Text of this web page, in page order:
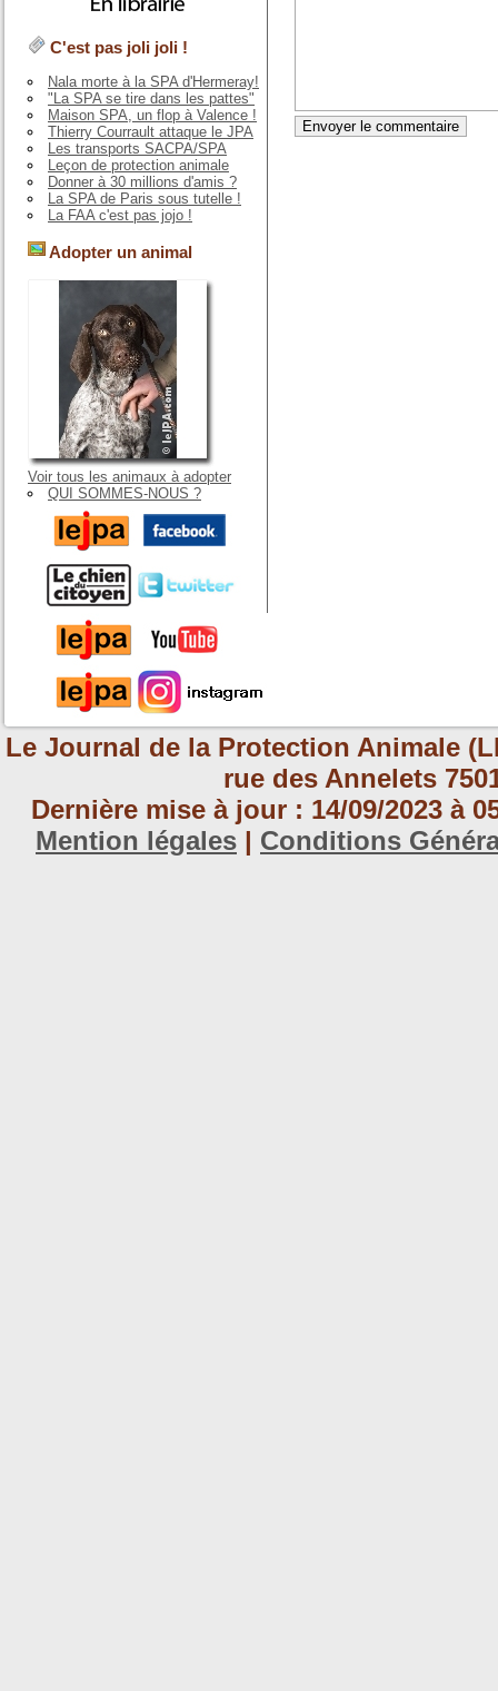
C'est pas joli joli !
Nala morte à la SPA d'Hermeray!
"La SPA se tire dans les pattes"
Maison SPA, un flop à Valence !
Thierry Courrault attaque le JPA
Les transports SACPA/SPA
Leçon de protection animale
Donner à 30 millions d'amis ?
La SPA de Paris sous tutelle !
La FAA c'est pas jojo !
Adopter un animal
Voir tous les animaux à adopter
QUI SOMMES-NOUS ?
Le Journal de la Protection Animale
rue des Annelets
Dernière mise à jour : 14/09/2023 à
Mention légales | Conditions